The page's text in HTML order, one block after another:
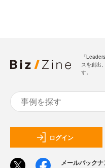
「
スを創出
す。
ログイン
メールバック